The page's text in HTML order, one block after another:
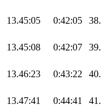
13.45:05 0:42:05 38.
13.45:08 0:42:07 39.
13.46:23 0:43:22 40.
13.47:41 0:44:41 41.